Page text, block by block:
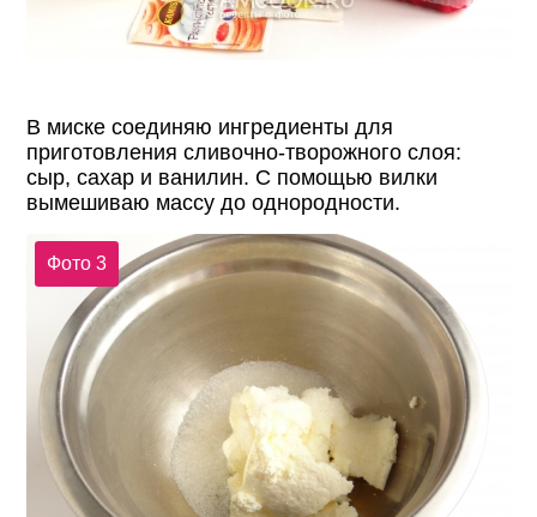
В миске соединяю ингредиенты для
приготовления сливочно-творожного слоя:
сыр, сахар и ванилин. С помощью вилки
вымешиваю массу до однородности.
Фото 3